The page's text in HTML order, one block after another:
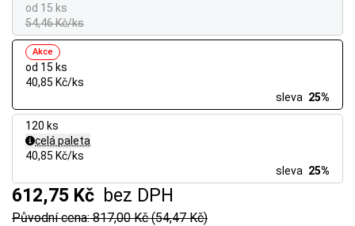
od 15 ks
54,46 Kč/ks
od 15 ks
Akce
40,85 Kč/ks
sleva 25%
120 ks
celá paleta
40,85 Kč/ks
sleva 25%
612,75 Kč bez DPH
Původní cena: 817,00 Kč (54,47 Kč)